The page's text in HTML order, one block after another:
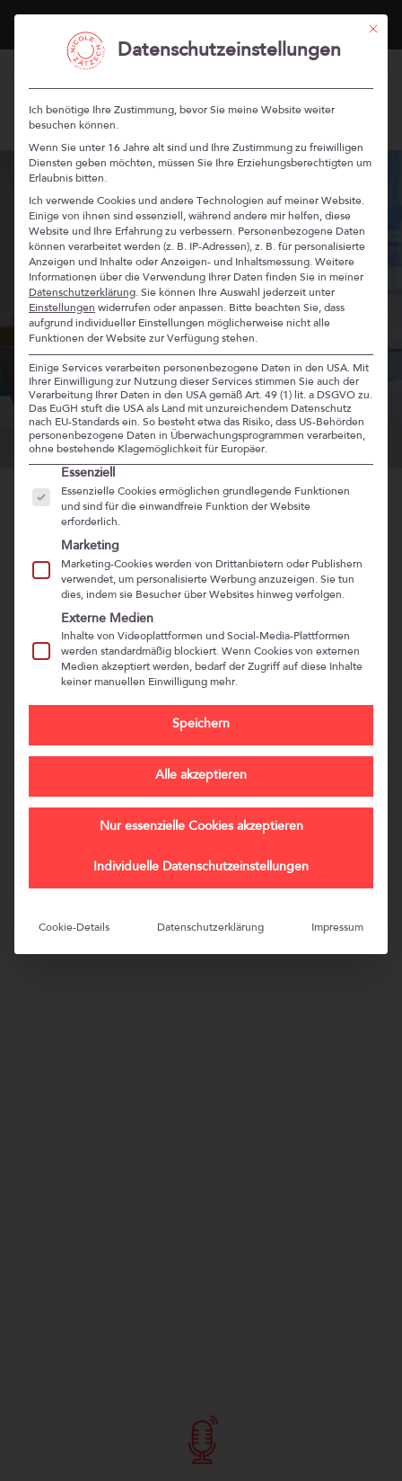
mehr InfosMit
Datenschutzeinstellungen
Ich benötige Ihre Zustimmung, bevor Sie meine Website weiter
besuchen können.
Wenn Sie unter 16 Jahre alt sind und Ihre Zustimmung zu freiwilligen
Diensten geben möchten, müssen Sie Ihre Erziehungsberechtigten um
Erlaubnis bitten.
Ich verwende Cookies und andere Technologien auf meiner Website.
Einige von ihnen sind essenziell, während andere mir helfen, diese
Website und Ihre Erfahrung zu verbessern. Personenbezogene Daten
können verarbeitet werden (z. B. IP-Adressen), z. B. für personalisierte
Anzeigen und Inhalte oder Anzeigen- und Inhaltsmessung. Weitere
Informationen über die Verwendung Ihrer Daten finden Sie in meiner
Datenschutzerklärung. Sie können Ihre Auswahl jederzeit unter
Einstellungen widerrufen oder anpassen. Bitte beachten Sie, dass
aufgrund individueller Einstellungen möglicherweise nicht alle
Funktionen der Website zur Verfügung stehen.
Einige Services verarbeiten personenbezogene Daten in den USA. Mit
Ihrer Einwilligung zur Nutzung dieser Services stimmen Sie auch der
Verarbeitung Ihrer Daten in den USA gemäß Art. 49 (1) lit. a DSGVO zu.
Das EuGH stuft die USA als Land mit unzureichendem Datenschutz
nach EU-Standards ein. So besteht etwa das Risiko, dass US-Behörden
personenbezogene Daten in Überwachungsprogrammen verarbeiten,
ohne bestehende Klagemöglichkeit für Europäer.
Es folgt eine Liste der Service-Gruppen, für die eine
Essenziell
Essenzielle Cookies ermöglichen grundlegende Funktionen
und sind für die einwandfreie Funktion der Website
erforderlich.
Marketing
Marketing-Cookies werden von Drittanbietern oder Publishern
verwendet, um personalisierte Werbung anzuzeigen. Sie tun
dies, indem sie Besucher über Websites hinweg verfolgen.
Externe Medien
Inhalte von Videoplattformen und Social-Media-Plattformen
werden standardmäßig blockiert. Wenn Cookies von externen
Medien akzeptiert werden, bedarf der Zugriff auf diese Inhalte
keiner manuellen Einwilligung mehr.
Speichern
Alle akzeptieren
Nur essenzielle Cookies akzeptieren
Individuelle Datenschutzeinstellungen
Cookie-Details Datenschutzerklärung Impressum